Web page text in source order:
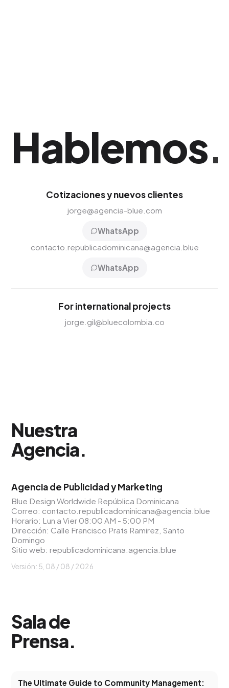
Hablemos.
Cotizaciones y nuevos clientes
jorge@agencia-blue.com
WhatsApp
contacto.republicadominicana@agencia.blue
WhatsApp
For international projects
jorge.gil@bluecolombia.co
Nuestra
Agencia.
Agencia de Publicidad y Marketing
Blue Design Worldwide República Dominicana
Correo: contacto.republicadominicana@agencia.blue
Horario: Lun a Vier 08:00 AM - 5:00 PM
Dirección: Calle Francisco Prats Ramirez, Santo
Domingo
Sitio web:republicadominicana.agencia.blue
Versión: 5, 08 / 08 / 2026
Sala de
Prensa.
The Ultimate Guide to Community Management: